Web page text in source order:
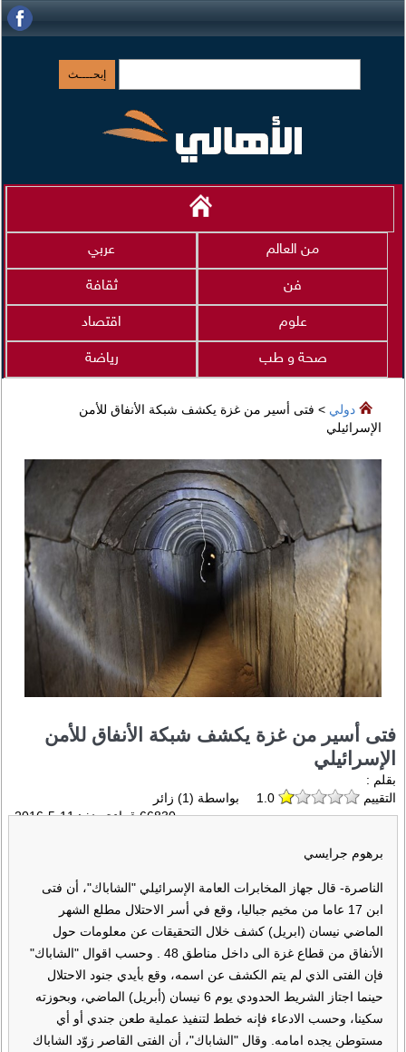
عربي من العالم
ثقافة فن
اقتصاد علوم
رياضة صحة و طب
دولي > فتى أسير من غزة يكشف شبكة الأنفاق للأمن
الإسرائيلي
فتى أسير من غزة يكشف شبكة الأنفاق للأمن
الإسرائيلي
بقلم :
التقييم
1.0 بواسطة (1) زائر
66830 قراءة منذ :
11-5-2016
برهوم جرايسي
الناصرة- قال جهاز المخابرات العامة الإسرائيلي "الشاباك"، أن فتى
ابن 17 عاما من مخيم جباليا، وقع في أسر الاحتلال مطلع الشهر
الماضي نيسان (ابريل) كشف خلال التحقيقات عن معلومات حول
الأنفاق من قطاع غزة الى داخل مناطق 48 . وحسب اقوال "الشاباك"
فإن الفتى الذي لم يتم الكشف عن اسمه، وقع بأيدي جنود الاحتلال
حينما اجتاز الشريط الحدودي يوم 6 نيسان (أبريل) الماضي، وبحوزته
سكينا، وحسب الادعاء فإنه خطط لتنفيذ عملية طعن جندي أو أي
مستوطن يجده امامه. وقال "الشاباك"، أن الفتى القاصر زوّد الشاباك